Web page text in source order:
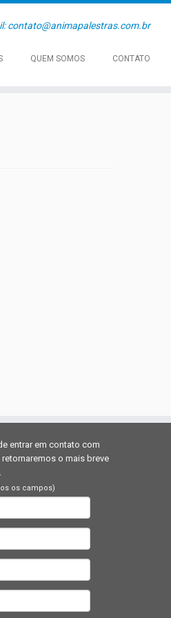
contato@animapalestras.com.br
QUEM SOMOS CONTATO
entrar em contato com
o mais breve
os campos)